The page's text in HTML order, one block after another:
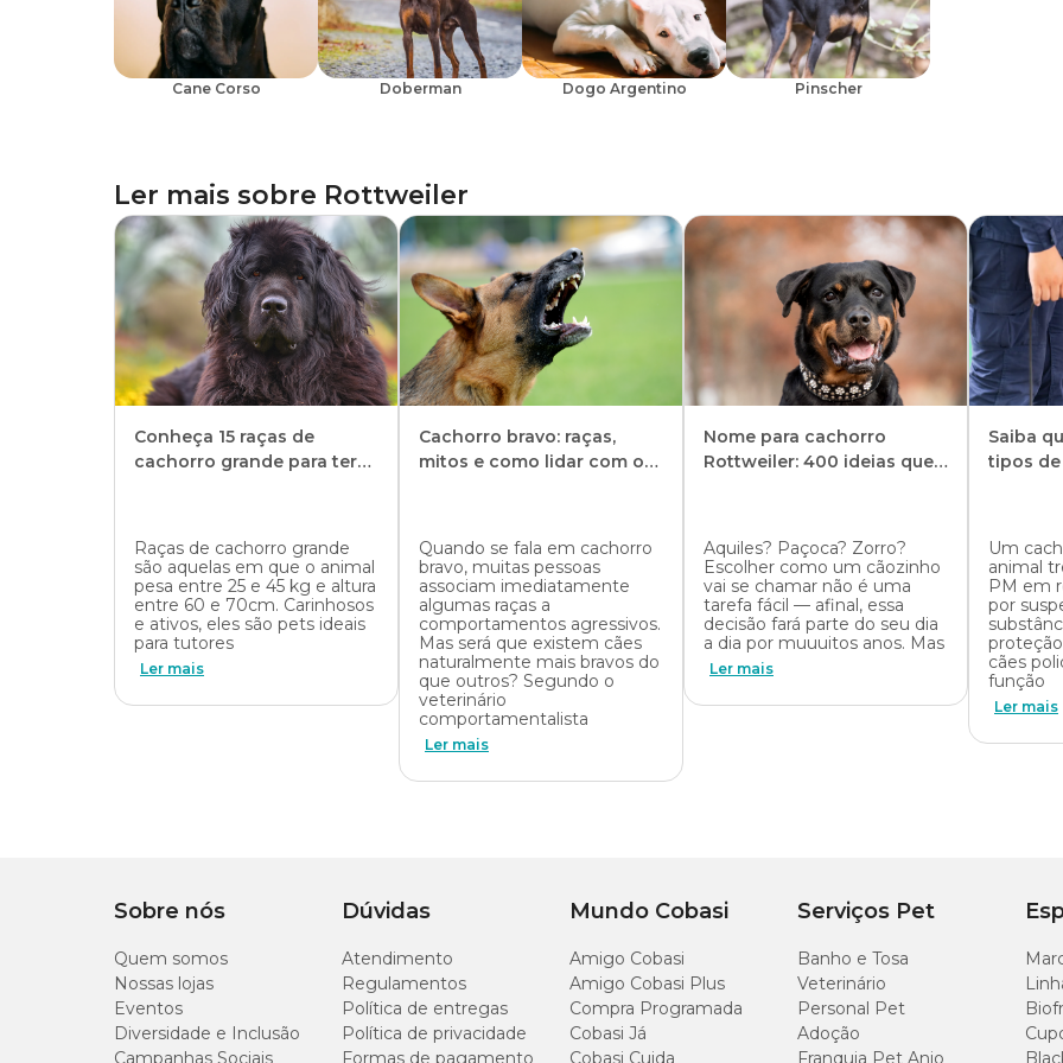
Cane Corso Doberman Dogo Argentino Pinscher
Ler mais sobre Rottweiler
Conheça 15 raças de
cachorro grande para ter
Raças de cachorro grande
são aquelas em que o animal
pesa entre 25 e 45 kg e altura
entre 60 e 70cm. Carinhosos
e ativos, eles são pets ideais
para tutores
Ler mais
Cachorro bravo: raças,
mitos e como lidar com o
Quando se fala em cachorro
bravo, muitas pessoas
associam imediatamente
algumas raças a
comportamentos agressivos.
Mas será que existem cães
naturalmente mais bravos do
que outros? Segundo o
veterinário
comportamentalista
Ler mais
Nome para cachorro
Rottweiler: 400 ideias que
Aquiles? Paçoca? Zorro?
Escolher como um cãozinho
vai se chamar não é uma
tarefa fácil — afinal, essa
decisão fará parte do seu dia
a dia por muuuitos anos. Mas
Ler mais
Saiba
tipos
Um
animal
PM em
por
cães
função
Ler mais
Sobre nós
Quem somos
Nossas lojas
Eventos
Diversidade e Inclusão
Campanhas Sociais
Dúvidas
Atendimento
Regulamentos
Política de entregas
Política de privacidade
Formas de pagamento
Mundo Cobasi
Amigo Cobasi
Amigo Cobasi Plus
Compra Programada
Cobasi Já
Cobasi Cuida
Serviços Pet
Banho e Tosa
Veterinário
Personal Pet
Adoção
Franquia Pet Anjo